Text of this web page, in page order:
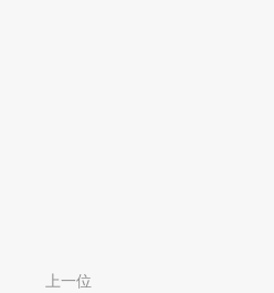
上一位